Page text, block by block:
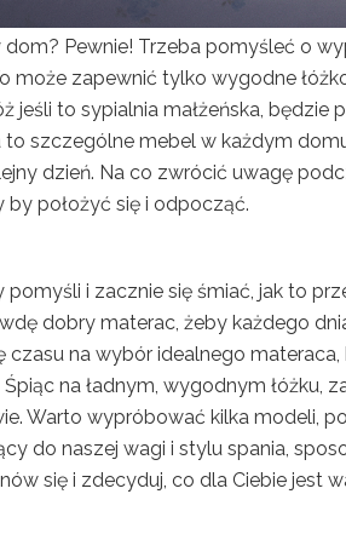
dom? Pewnie! Trzeba pomyśleć o
może zapewnić tylko wygodne
jeśli to sypialnia małżeńska, będzie
to szczególne mebel w każdym
dzień. Na co zwrócić uwagę
by położyć się i odpocząć.
pomyśli i zacznie się śmiać, jak to
dobry materac, żeby każdego
czasu na wybór idealnego
Śpiąc na ładnym, wygodnym
Warto wypróbować kilka modeli,
do naszej wagi i stylu spania,
się i zdecyduj, co dla Ciebie jest